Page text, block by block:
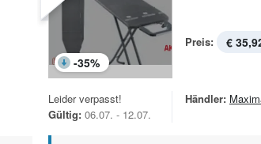
-35%
Preis: €
Leider verpasst!
Gültig: 06.07. - 12.07.
Händler: